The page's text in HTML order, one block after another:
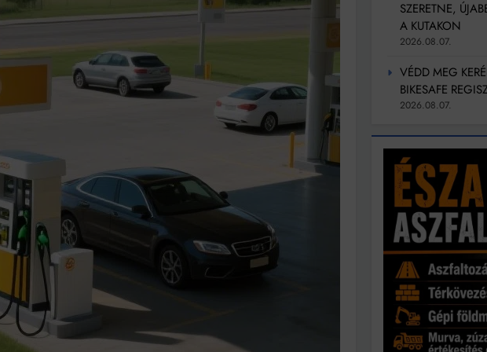
Mindenki a világot akarja uralni – de nem csak a 80-as években
SZERETNE,
A KUTAKON
2026.08.07.
VÉDD MEG
BIKESAFE
2026.08.07.